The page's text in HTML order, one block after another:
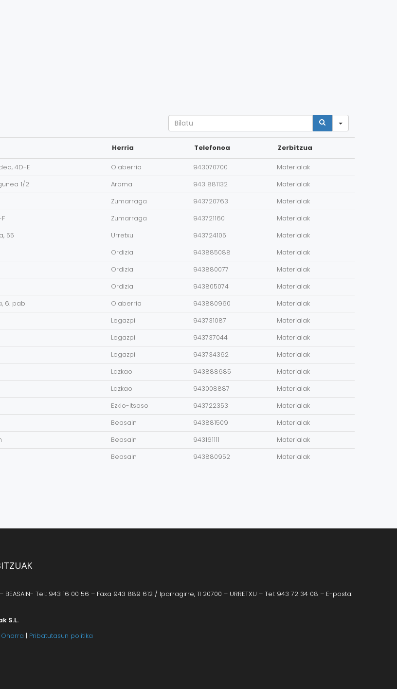
Search
Herria Telefonoa Zerbitzua
4D-E Olaberria 943070700
Materialak
1/2 Arama 943 881132
Materialak
Zumarraga 943720763
Materialak
Zumarraga 943721160
Materialak
55 Urretxu 943724105
Materialak
Ordizia 943885088
Materialak
Ordizia 943880077
Materialak
Ordizia 943805074
Materialak
6. pab Olaberria 943880960
Materialak
Legazpi 943731087
Materialak
Legazpi 943737044
Materialak
Legazpi 943734362
Materialak
Lazkao 943888685
Materialak
Lazkao 943008887
Materialak
Ezkio-Itsaso 943722353
Materialak
Beasain 943881509
Materialak
Beasain 943161111
Materialak
Beasain 943880952 Materialak
Tel.: 943 16 00 56 – Faxa 943 889 612 / Iparragirre, 11 20700 – URRETXU – Tel: 943 72 34 08 – E-posta:
S.L.
| Pribatutasun politika